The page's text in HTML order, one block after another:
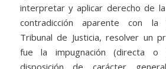
interpretar y aplicar derecho de
contradicción aparente con la
Tribunal de Justicia, resolver un
fue la impugnación (directa o